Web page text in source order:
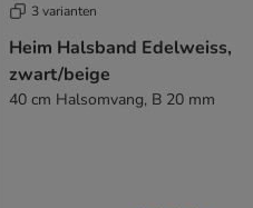
3 varianten
Heim Halsband Edelweiss,
zwart/beige
40 cm Halsomvang, B 20 mm